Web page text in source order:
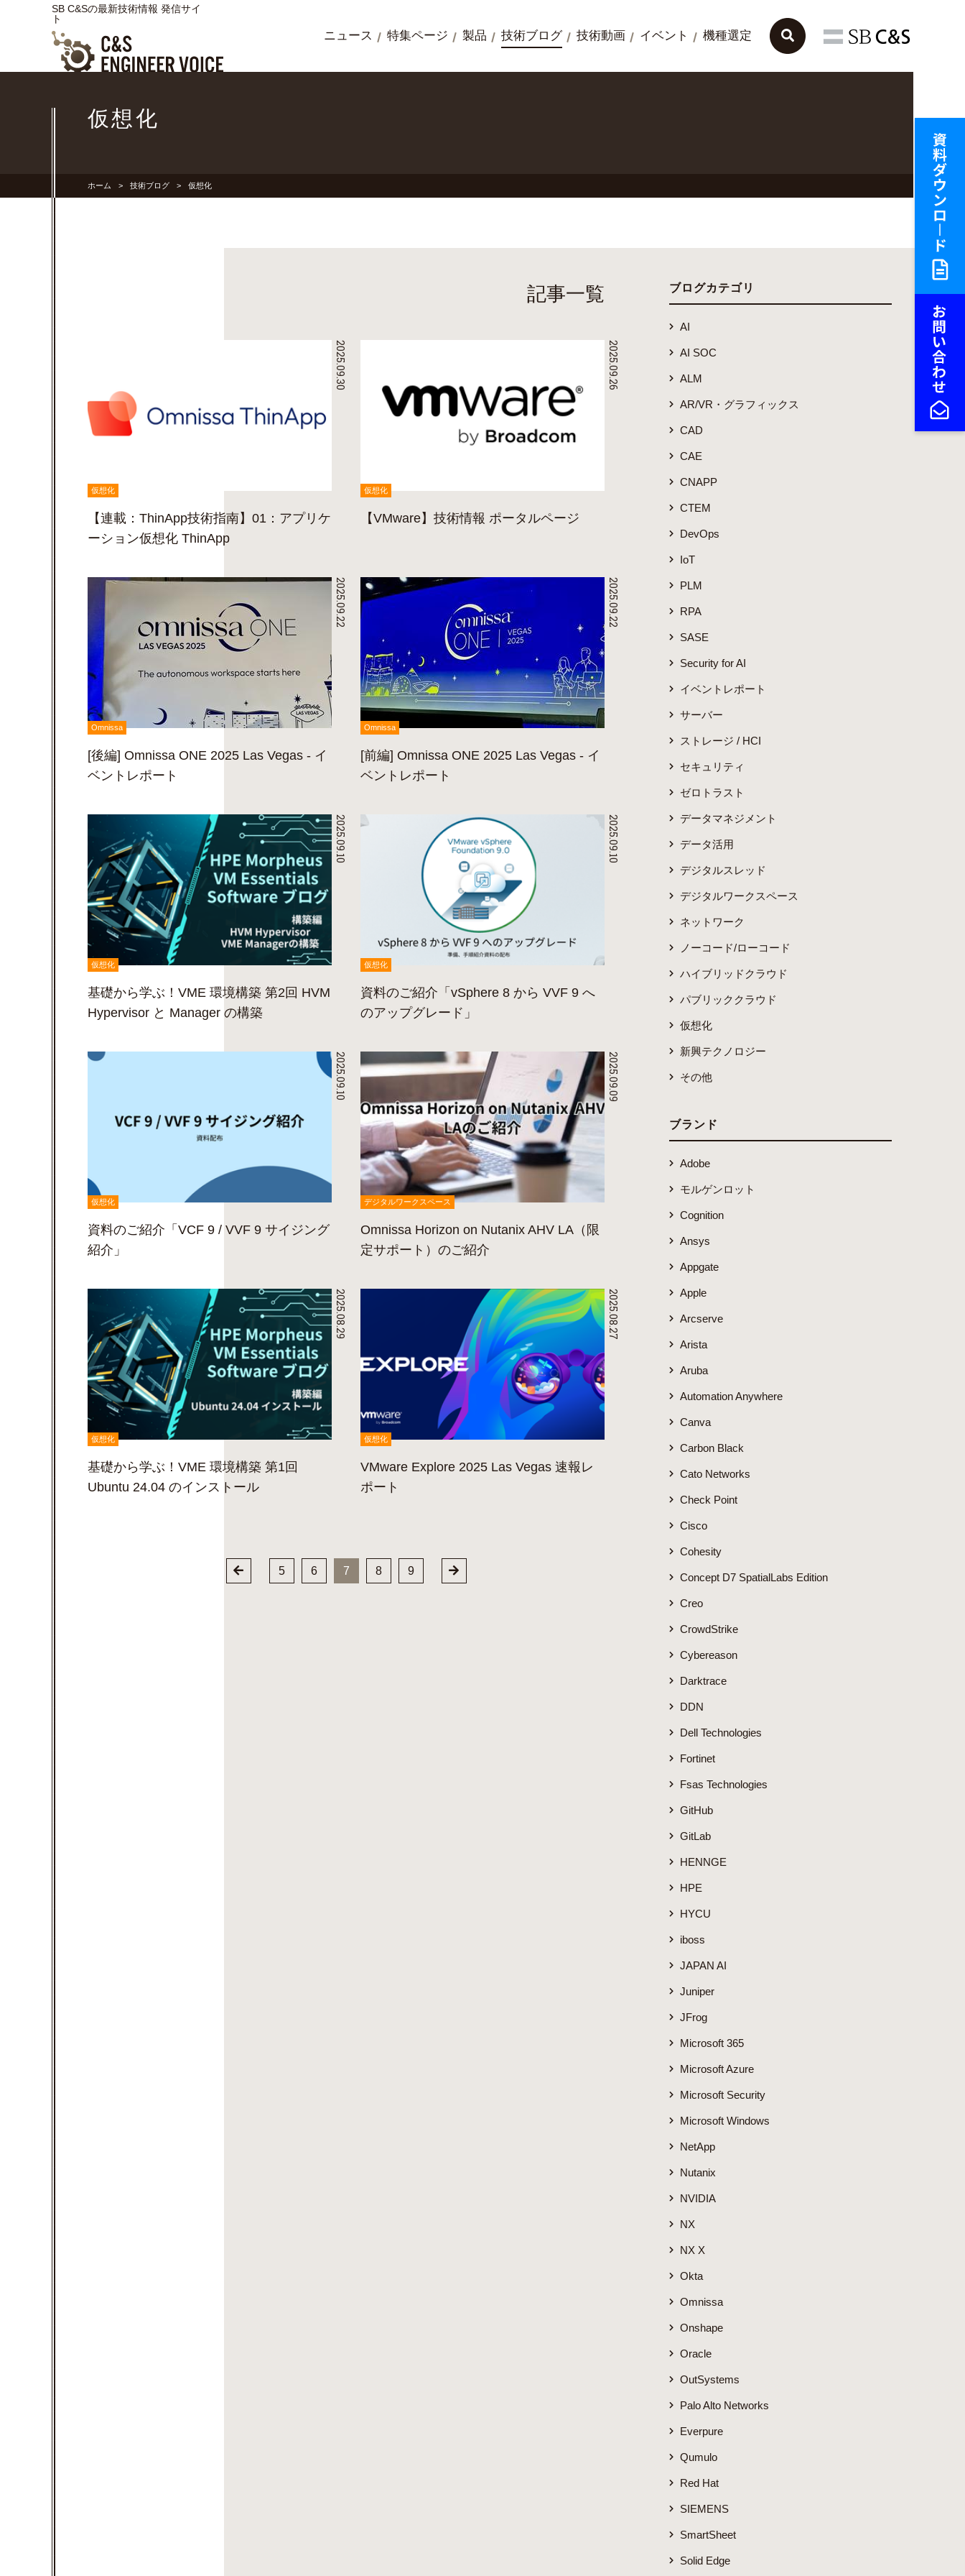
SB C&Sの最新技術情報 発信サイ
ト
ニュース 特集ページ 製品 技術ブログ 技術動画 イベント 機種選定
仮想化
ホーム 技術ブログ 仮想化
記事一覧
2025.09.30
仮想化
【連載：ThinApp技術指南】01：アプリケ
ーション仮想化 ThinApp
2025.09.26
仮想化
【VMware】技術情報 ポータルページ
2025.09.22
Omnissa
[後編] Omnissa ONE 2025 Las Vegas - イ
ベントレポート
2025.09.22
Omnissa
[前編] Omnissa ONE 2025 Las Vegas - イ
ベントレポート
2025.09.10
仮想化
基礎から学ぶ！VME 環境構築 第2回 HVM
Hypervisor と Manager の構築
2025.09.10
仮想化
資料のご紹介「vSphere 8 から VVF 9 へ
のアップグレード」
2025.09.10
仮想化
資料のご紹介「VCF 9 / VVF 9 サイジング
紹介」
2025.09.09
デジタルワークスペース
Omnissa Horizon on Nutanix AHV LA（限
定サポート）のご紹介
2025.08.29
仮想化
基礎から学ぶ！VME 環境構築 第1回
Ubuntu 24.04 のインストール
2025.08.27
仮想化
VMware Explore 2025 Las Vegas 速報レ
ポート
5 6 7 8 9
ブログカテゴリ
AI
AI SOC
ALM
AR/VR・グラフィックス
CAD
CAE
CNAPP
CTEM
DevOps
IoT
PLM
RPA
SASE
Security for AI
イベントレポート
サーバー
ストレージ / HCI
セキュリティ
ゼロトラスト
データマネジメント
データ活用
デジタルスレッド
デジタルワークスペース
ネットワーク
ノーコード/ローコード
ハイブリッドクラウド
パブリッククラウド
仮想化
新興テクノロジー
その他
ブランド
Adobe
モルゲンロット
Cognition
Ansys
Appgate
Apple
Arcserve
Arista
Aruba
Automation Anywhere
Canva
Carbon Black
Cato Networks
Check Point
Cisco
Cohesity
Concept D7 SpatialLabs Edition
Creo
CrowdStrike
Cybereason
Darktrace
DDN
Dell Technologies
Fortinet
Fsas Technologies
GitHub
GitLab
HENNGE
HPE
HYCU
iboss
JAPAN AI
Juniper
JFrog
Microsoft 365
Microsoft Azure
Microsoft Security
Microsoft Windows
NetApp
Nutanix
NVIDIA
NX
NX X
Okta
Omnissa
Onshape
Oracle
OutSystems
Palo Alto Networks
Everpure
Qumulo
Red Hat
SIEMENS
SmartSheet
Solid Edge